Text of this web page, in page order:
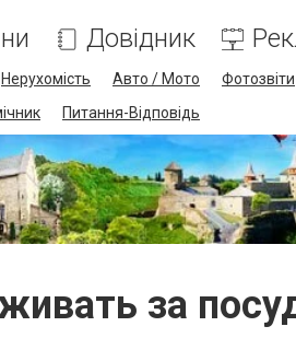
Довідник
Нерухомість Авто / Мото Фотозвіти
Питання-Відповідь
за